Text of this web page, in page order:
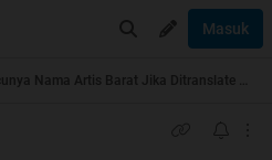
Masuk